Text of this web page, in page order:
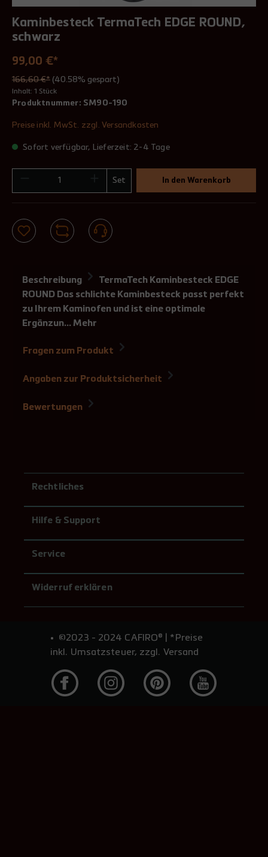
Kaminbesteck TermaTech EDGE ROUND,
schwarz
99,00 €*
166,60 €* (40.58% gespart)
Inhalt: 1 Stück
Produktnummer: SM90-190
Preise inkl. MwSt. zzgl. Versandkosten
Sofort verfügbar, Lieferzeit: 2-4 Tage
Set In den Warenkorb
Beschreibung
TermaTech Kaminbesteck EDGE
ROUND Das schlichte Kaminbesteck passt perfekt
zu Ihrem Kaminofen und ist eine optimale
Ergänzun… Mehr
Fragen zum Produkt
Angaben zur Produktsicherheit
Bewertungen
Rechtliches
Hilfe & Support
Service
Widerruf erklären
©2023 - 2024 CAFIRO® | *Preise
inkl. Umsatzsteuer, zzgl. Versand